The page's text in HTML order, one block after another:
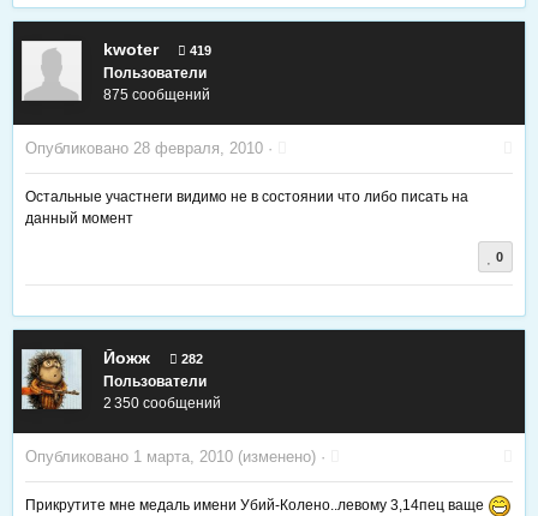
kwoter 419
Пользователи
875 сообщений
Опубликовано 28 февраля, 2010 ·
Остальные участнеги видимо не в состоянии что либо писать на
данный момент
0
Йожж 282
Пользователи
2 350 сообщений
Опубликовано 1 марта, 2010 (изменено) ·
Прикрутите мне медаль имени Убий-Колено..левому 3,14пец ваще